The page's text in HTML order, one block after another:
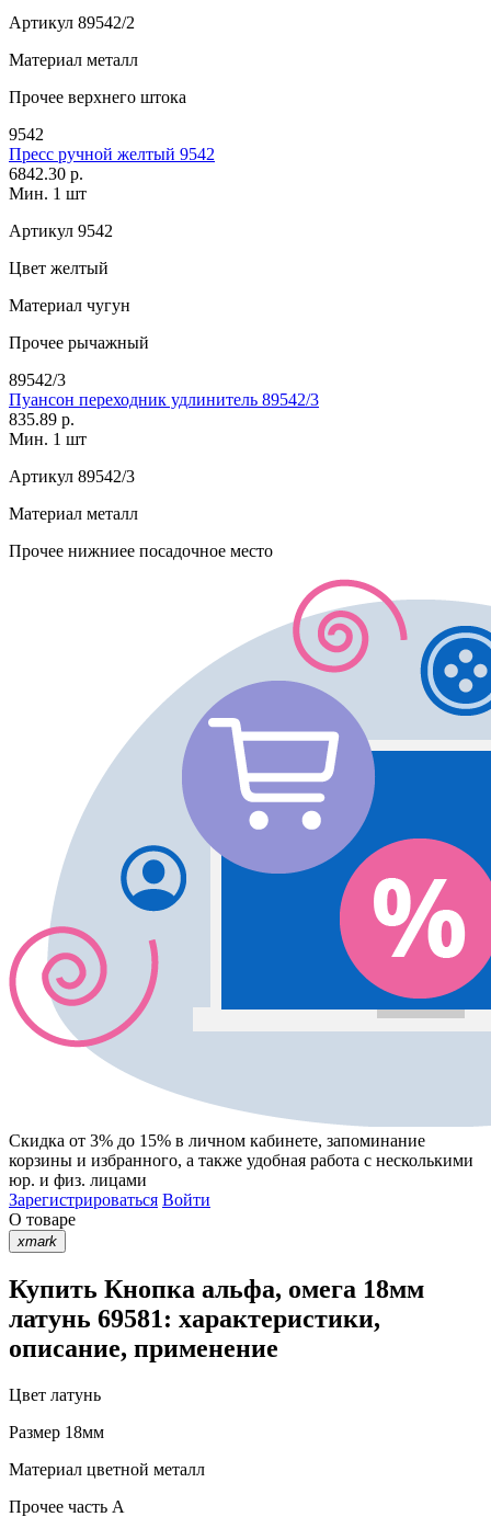
Артикул 89542/2
Материал металл
Прочее верхнего штока
9542
Пресс ручной желтый 9542
6842.30 р.
Мин. 1 шт
Артикул 9542
Цвет желтый
Материал чугун
Прочее рычажный
89542/3
Пуансон переходник удлинитель 89542/3
835.89 р.
Мин. 1 шт
Артикул 89542/3
Материал металл
Прочее нижниее посадочное место
Скидка от 3% до 15% в личном кабинете, запоминание
корзины и избранного, а также удобная работа с несколькими
юр. и физ. лицами
Зарегистрироваться Войти
О товаре
xmark
Купить Кнопка альфа, омега 18мм
латунь 69581: характеристики,
описание, применение
Цвет латунь
Размер 18мм
Материал цветной металл
Прочее часть A